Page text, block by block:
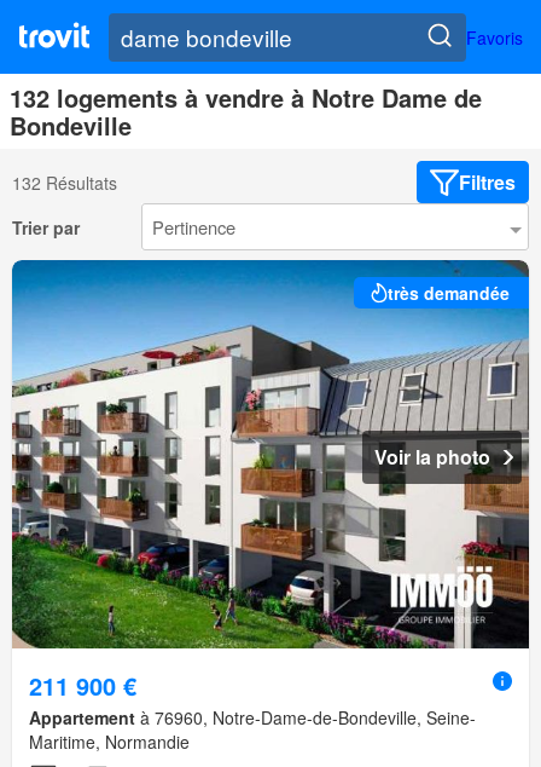
Favoris
132 logements à vendre à Notre Dame de
Bondeville
132 Résultats Filtres
Trier par
très demandée
Voir la photo
211 900 €
Appartement à 76960, Notre-Dame-de-Bondeville, Seine-
Maritime, Normandie